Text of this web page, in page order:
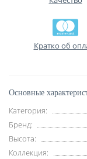
Кратко об
Основные
Категория:
Бренд:
Высота:
Коллекция: